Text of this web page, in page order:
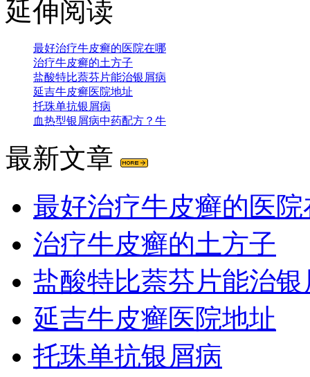
延伸阅读
最好治疗牛皮癣的医院在哪
治疗牛皮癣的土方子
盐酸特比萘芬片能治银屑病
延吉牛皮癣医院地址
托珠单抗银屑病
血热型银屑病中药配方？牛
最新文章
最好治疗牛皮癣的医
治疗牛皮癣的土方子
盐酸特比萘芬片能治
延吉牛皮癣医院地址
托珠单抗银屑病